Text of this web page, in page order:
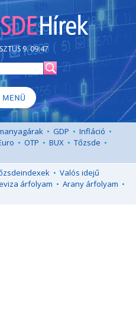
9. 09:47
• GDP • Infláció •
• OTP • BUX • Tőzsde •
• Valós idejű
árfolyam • Arany árfolyam •